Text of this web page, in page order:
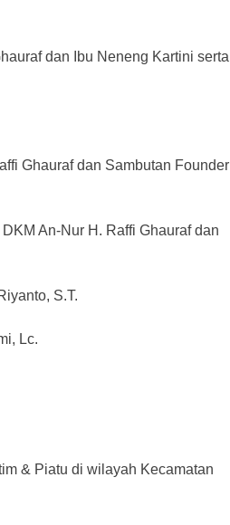
dan Ibu Neneng Kartini serta
Ghauraf dan Sambutan Founder
An-Nur H. Raffi Ghauraf dan
S.T.
Lc.
& Piatu di wilayah Kecamatan